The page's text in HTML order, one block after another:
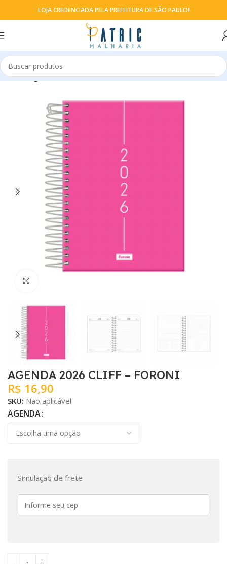
LOJA CREDENCIADA PELA PREFEITURA DE SÃO PAULO!
Início Agendas
AGENDA 2026 CLIFF – FORONI
R$ 16,90
SKU: Não aplicável
AGENDA
Simulação de frete